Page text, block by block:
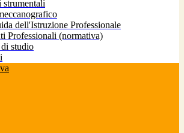
strumentali
dell'Istruzione Professionale
Professionali (normativa)
studio